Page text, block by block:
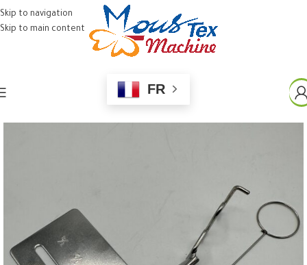
Skip to navigation
Skip to main content
FR